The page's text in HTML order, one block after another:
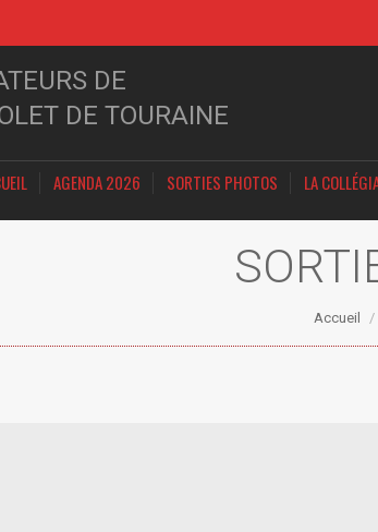
DE
DE TOURAINE
AGENDA 2026 SORTIES PHOTOS LA
Vous
Accueil